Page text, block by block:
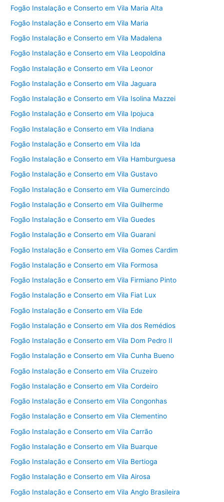
Fogão Instalação e Conserto em Vila Maria Alta
Fogão Instalação e Conserto em Vila Maria
Fogão Instalação e Conserto em Vila Madalena
Fogão Instalação e Conserto em Vila Leopoldina
Fogão Instalação e Conserto em Vila Leonor
Fogão Instalação e Conserto em Vila Jaguara
Fogão Instalação e Conserto em Vila Isolina Mazzei
Fogão Instalação e Conserto em Vila Ipojuca
Fogão Instalação e Conserto em Vila Indiana
Fogão Instalação e Conserto em Vila Ida
Fogão Instalação e Conserto em Vila Hamburguesa
Fogão Instalação e Conserto em Vila Gustavo
Fogão Instalação e Conserto em Vila Gumercindo
Fogão Instalação e Conserto em Vila Guilherme
Fogão Instalação e Conserto em Vila Guedes
Fogão Instalação e Conserto em Vila Guarani
Fogão Instalação e Conserto em Vila Gomes Cardim
Fogão Instalação e Conserto em Vila Formosa
Fogão Instalação e Conserto em Vila Firmiano Pinto
Fogão Instalação e Conserto em Vila Fiat Lux
Fogão Instalação e Conserto em Vila Ede
Fogão Instalação e Conserto em Vila dos Remédios
Fogão Instalação e Conserto em Vila Dom Pedro II
Fogão Instalação e Conserto em Vila Cunha Bueno
Fogão Instalação e Conserto em Vila Cruzeiro
Fogão Instalação e Conserto em Vila Cordeiro
Fogão Instalação e Conserto em Vila Congonhas
Fogão Instalação e Conserto em Vila Clementino
Fogão Instalação e Conserto em Vila Carrão
Fogão Instalação e Conserto em Vila Buarque
Fogão Instalação e Conserto em Vila Bertioga
Fogão Instalação e Conserto em Vila Airosa
Fogão Instalação e Conserto em Vila Anglo Brasileira